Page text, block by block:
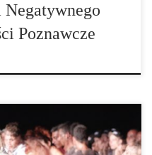
Poznawcze